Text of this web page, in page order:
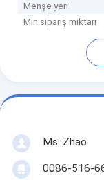
Menşe yeri
Min sipariş miktarı
Ms. Zhao
0086-516-